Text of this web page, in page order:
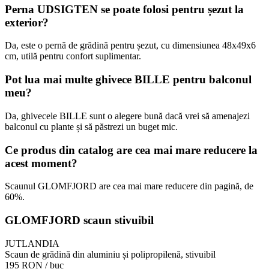
Perna UDSIGTEN se poate folosi pentru șezut la
exterior?
Da, este o pernă de grădină pentru șezut, cu dimensiunea 48x49x6
cm, utilă pentru confort suplimentar.
Pot lua mai multe ghivece BILLE pentru balconul
meu?
Da, ghivecele BILLE sunt o alegere bună dacă vrei să amenajezi
balconul cu plante și să păstrezi un buget mic.
Ce produs din catalog are cea mai mare reducere la
acest moment?
Scaunul GLOMFJORD are cea mai mare reducere din pagină, de
60%.
GLOMFJORD scaun stivuibil
JUTLANDIA
Scaun de grădină din aluminiu și polipropilenă, stivuibil
195 RON / buc